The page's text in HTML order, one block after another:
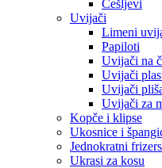
Češljevi
Uvijači
Limeni
Papiloti
Uvijači na
Uvijači
Uvijači
Uvijači za
Kopče i klipse
Ukosnice i
Jednokratni
Ukrasi za kosu